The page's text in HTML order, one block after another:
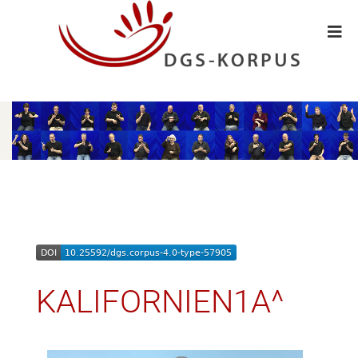
KALIFORNIEN1A^